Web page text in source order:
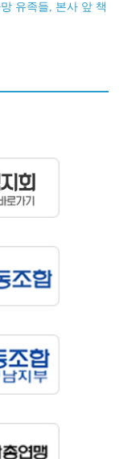
유족들, 본사 앞 책